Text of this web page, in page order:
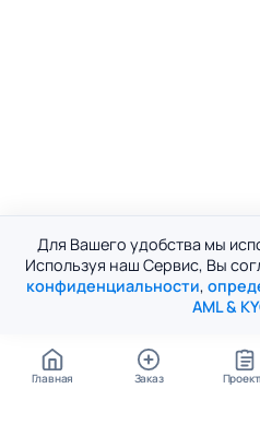
Для Вашего удобства мы
Используя наш Сервис, Вы
конфиденциальности,
AML &
Главная Заказ